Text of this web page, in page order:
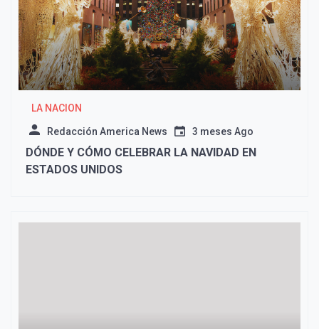
LA NACION
Redacción America News 3 meses Ago
DÓNDE Y CÓMO CELEBRAR LA NAVIDAD EN
ESTADOS UNIDOS